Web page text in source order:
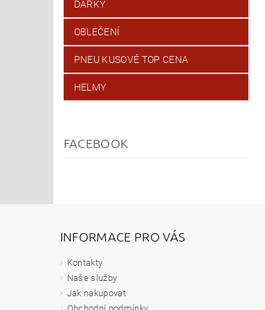
DÁRKY
OBLEČENÍ
PNEU KUSOVÉ TOP CENA
HELMY
FACEBOOK
INFORMACE PRO VÁS
Kontakty
Naše služby
Jak nakupovat